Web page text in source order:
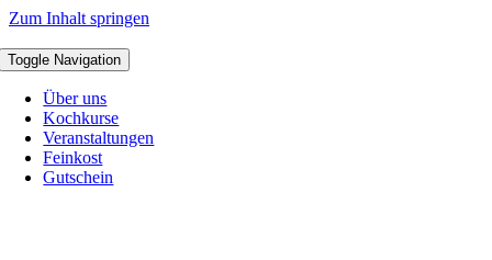
Zum Inhalt springen
Toggle Navigation
Über uns
Kochkurse
Veranstaltungen
Feinkost
Gutschein